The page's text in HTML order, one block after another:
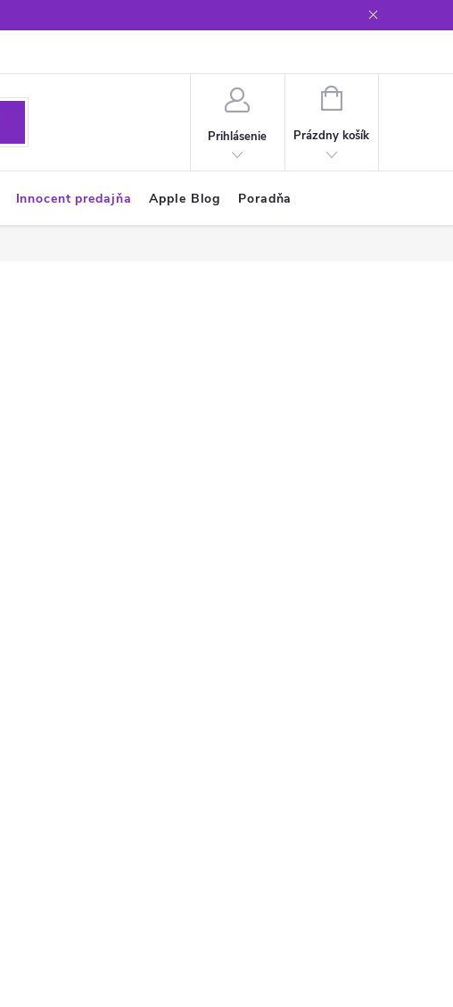
Prihlásenie
NÁKUPNÝ
Prázdny košík
Innocent predajňa Apple Blog Poradňa